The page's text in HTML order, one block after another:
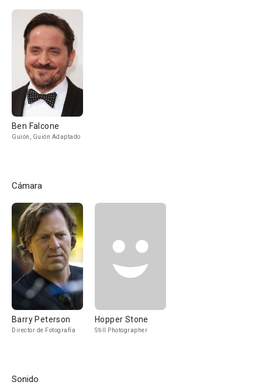
Ben Falcone
Guión, Guión Adaptado
Cámara
Barry Peterson
Director de Fotografía
Hopper Stone
Still Photographer
Sonido